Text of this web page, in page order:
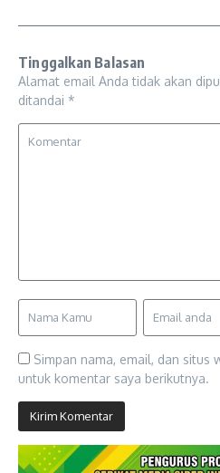
Tinggalkan Balasan
Alamat email Anda tidak akan
ditandai *
Simpan nama, email, dan situs
untuk komentar saya berikutnya.